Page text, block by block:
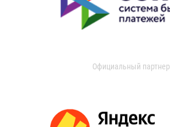
Официальный партнер